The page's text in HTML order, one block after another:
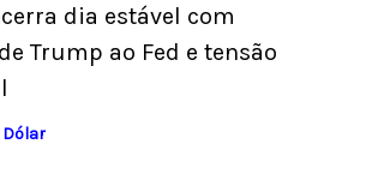
dia estável com
Trump ao Fed e tensão